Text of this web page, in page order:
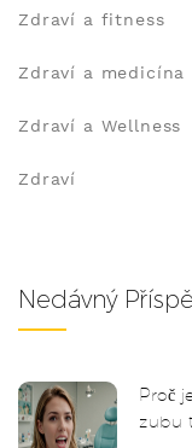
Zdraví a fitness
Zdraví a medicína
Zdraví a Wellness
Zdraví
Nedávný
Proč
zubu